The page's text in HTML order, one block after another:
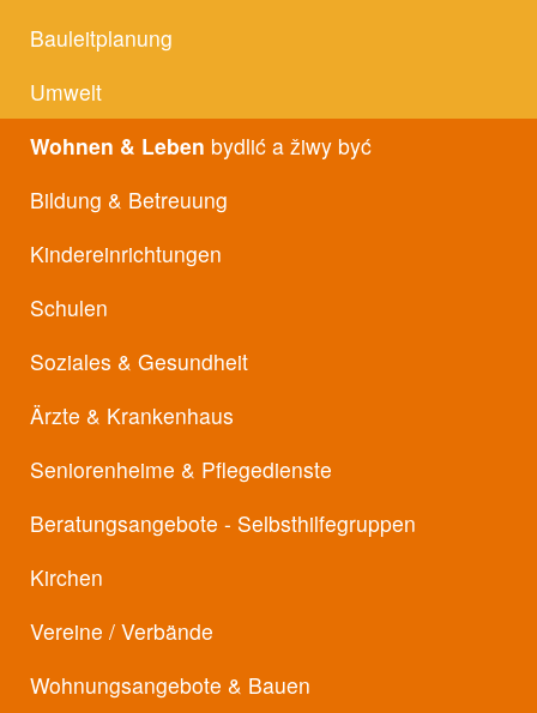
Bauleitplanung
Umwelt
Wohnen & Leben bydlić a žiwy być
Bildung & Betreuung
Kindereinrichtungen
Schulen
Soziales & Gesundheit
Ärzte & Krankenhaus
Seniorenheime & Pflegedienste
Beratungsangebote - Selbsthilfegruppen
Kirchen
Vereine / Verbände
Wohnungsangebote & Bauen